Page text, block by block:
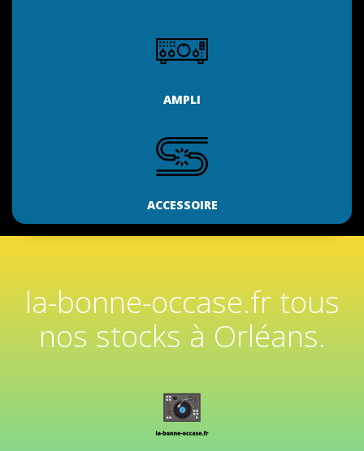
AMPLI
ACCESSOIRE
la-bonne-occase.fr tous
nos stocks à Orléans.